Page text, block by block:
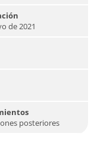
de 2021
posteriores